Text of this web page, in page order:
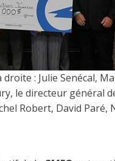
: Julie Senécal,
le directeur général
Robert, David Paré,